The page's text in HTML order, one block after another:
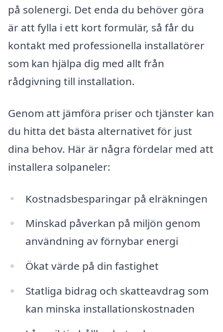
på solenergi. Det enda du behöver göra
är att fylla i ett kort formulär, så får du
kontakt med professionella installatörer
som kan hjälpa dig med allt från
rådgivning till installation.
Genom att jämföra priser och tjänster kan
du hitta det bästa alternativet för just
dina behov. Här är några fördelar med att
installera solpaneler:
Kostnadsbesparingar på elräkningen
Minskad påverkan på miljön genom
användning av förnybar energi
Ökat värde på din fastighet
Statliga bidrag och skatteavdrag som
kan minska installationskostnaden